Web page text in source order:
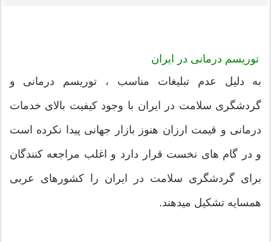
توریسم درمانی در ایران
به دلیل عدم تبلیغات مناسب ، توریسم درمانی و
گردشگری سلامت در ایران با وجود کیفیت بالای خدمات
درمانی و قیمت ارزان هنوز بازار جهانی پیدا نکرده است
و در گام های نخست قرار دارد و اغلب مراجعه کنندگان
برای گردشگری سلامت در ایران را کشورهای عربی
همسایه تشکیل میدهند.